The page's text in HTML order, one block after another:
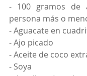
- 100 gramos de
persona más o
- Aguacate en
- Ajo picado
- Aceite de coco
- Soya